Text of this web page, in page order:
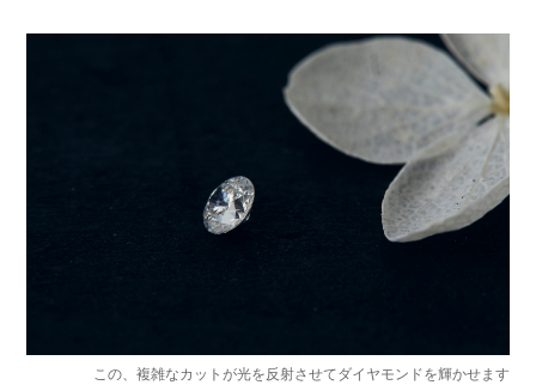
この、複雑なカットが光を反射させてダイヤモンドを輝かせます